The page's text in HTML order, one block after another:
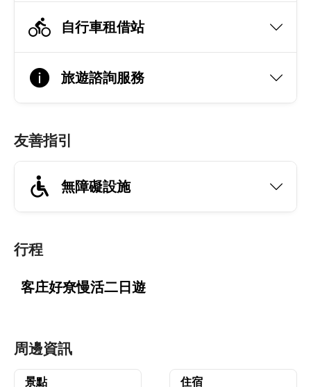
自行車租借站
旅遊諮詢服務
友善指引
無障礙設施
行程
客庄好尞慢活二日遊
周邊資訊
景點 住宿